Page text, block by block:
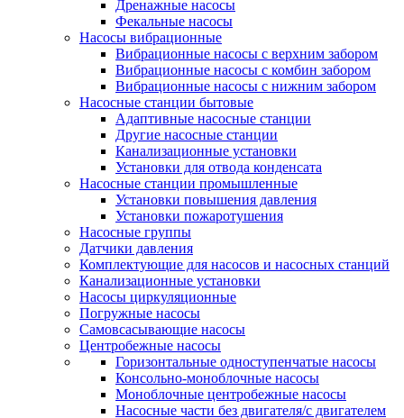
Дренажные насосы
Фекальные насосы
Насосы вибрационные
Вибрационные насосы с верхним забором
Вибрационные насосы с комбин забором
Вибрационные насосы с нижним забором
Насосные станции бытовые
Адаптивные насосные станции
Другие насосные станции
Канализационные установки
Установки для отвода конденсата
Насосные станции промышленные
Установки повышения давления
Установки пожаротушения
Насосные группы
Датчики давления
Комплектующие для насосов и насосных станций
Канализационные установки
Насосы циркуляционные
Погружные насосы
Самовсасывающие насосы
Центробежные насосы
Горизонтальные одноступенчатые насосы
Консольно-моноблочные насосы
Моноблочные центробежные насосы
Насосные части без двигателя/с двигателем